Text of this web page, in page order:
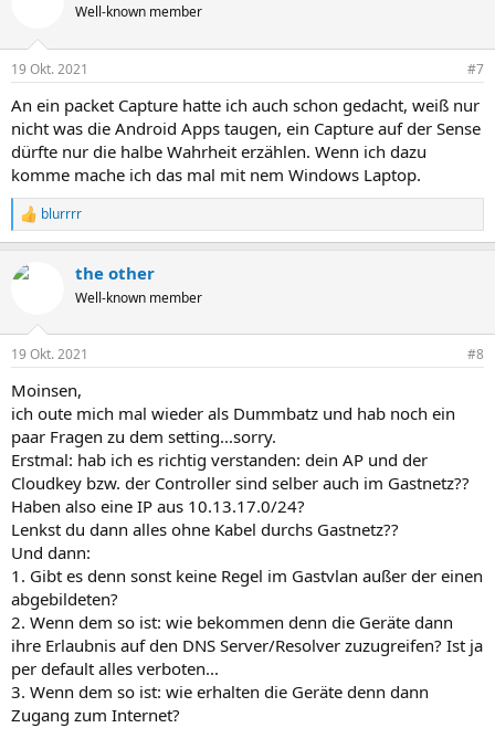
Well-known member
19 Okt. 2021 #7
An ein packet Capture hatte ich auch schon gedacht, weiß nur
nicht was die Android Apps taugen, ein Capture auf der Sense
dürfte nur die halbe Wahrheit erzählen. Wenn ich dazu
komme mache ich das mal mit nem Windows Laptop.
R
e
k
e
:
blurrrr
the other
Well-known member
19 Okt. 2021 #8
Moinsen,
ich oute mich mal wieder als Dummbatz und hab noch ein
paar Fragen zu dem setting...sorry.
Erstmal: hab ich es richtig verstanden: dein AP und der
Cloudkey bzw. der Controller sind selber auch im Gastnetz??
Haben also eine IP aus 10.13.17.0/24?
Lenkst du dann alles ohne Kabel durchs Gastnetz??
Und dann:
1. Gibt es denn sonst keine Regel im Gastvlan außer der einen
abgebildeten?
2. Wenn dem so ist: wie bekommen denn die Geräte dann
ihre Erlaubnis auf den DNS Server/Resolver zuzugreifen? Ist ja
per default alles verboten...
3. Wenn dem so ist: wie erhalten die Geräte denn dann
Zugang zum Internet?